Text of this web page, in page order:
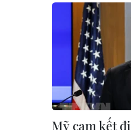
Mỹ cam kết